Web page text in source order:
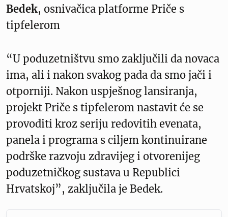
Bedek, osnivačica platforme Priče s
tipfelerom
“U poduzetništvu smo zaključili da novaca
ima, ali i nakon svakog pada da smo jači i
otporniji. Nakon uspješnog lansiranja,
projekt Priče s tipfelerom nastavit će se
provoditi kroz seriju redovitih evenata,
panela i programa s ciljem kontinuirane
podrške razvoju zdravijeg i otvorenijeg
poduzetničkog sustava u Republici
Hrvatskoj”, zaključila je Bedek.